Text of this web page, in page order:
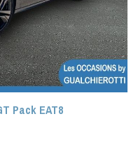
Pack EAT8